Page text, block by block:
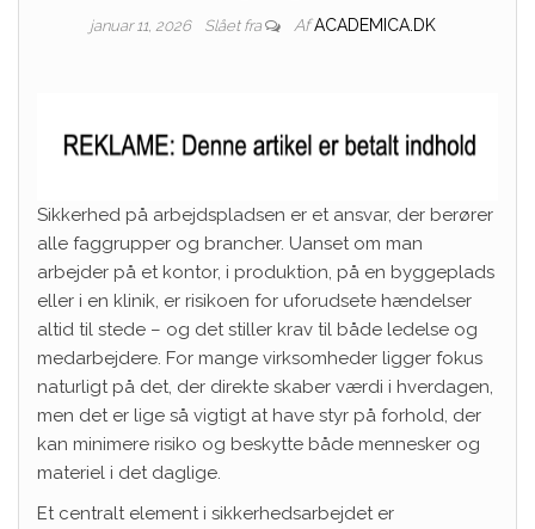
januar 11, 2026 Slået fra Af ACADEMICA.DK
Sikkerhed på arbejdspladsen er et ansvar, der berører
alle faggrupper og brancher. Uanset om man
arbejder på et kontor, i produktion, på en byggeplads
eller i en klinik, er risikoen for uforudsete hændelser
altid til stede – og det stiller krav til både ledelse og
medarbejdere. For mange virksomheder ligger fokus
naturligt på det, der direkte skaber værdi i hverdagen,
men det er lige så vigtigt at have styr på forhold, der
kan minimere risiko og beskytte både mennesker og
materiel i det daglige.
Et centralt element i sikkerhedsarbejdet er